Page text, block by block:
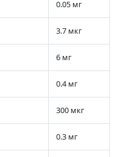
0.05 мг
3.7 мкг
6 мг
0.4 мг
300 мкг
0.3 мг